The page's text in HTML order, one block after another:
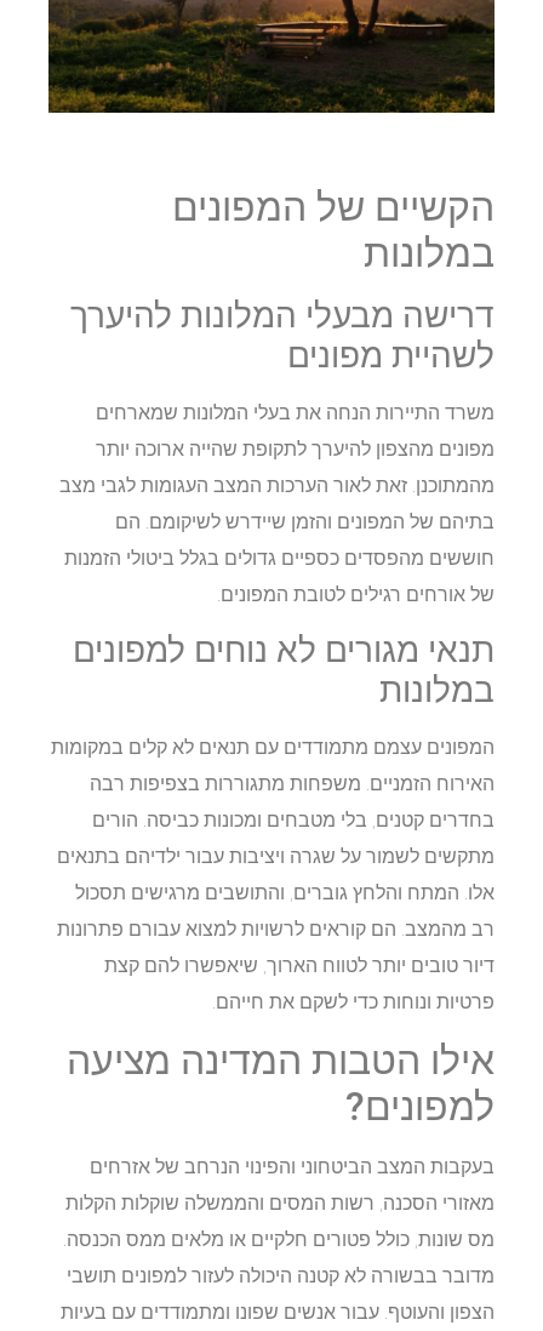
הקשיים של המפונים
במלונות
דרישה מבעלי המלונות להיערך
לשהיית מפונים
משרד התיירות הנחה את בעלי המלונות שמארחים
מפונים מהצפון להיערך לתקופת שהייה ארוכה יותר
מהמתוכנן. זאת לאור הערכות המצב העגומות לגבי מצב
בתיהם של המפונים והזמן שיידרש לשיקומם. הם
חוששים מהפסדים כספיים גדולים בגלל ביטולי הזמנות
של אורחים רגילים לטובת המפונים.
תנאי מגורים לא נוחים למפונים
במלונות
המפונים עצמם מתמודדים עם תנאים לא קלים במקומות
האירוח הזמניים. משפחות מתגוררות בצפיפות רבה
בחדרים קטנים, בלי מטבחים ומכונות כביסה. הורים
מתקשים לשמור על שגרה ויציבות עבור ילדיהם בתנאים
אלו. המתח והלחץ גוברים, והתושבים מרגישים תסכול
רב מהמצב. הם קוראים לרשויות למצוא עבורם פתרונות
דיור טובים יותר לטווח הארוך, שיאפשרו להם קצת
פרטיות ונוחות כדי לשקם את חייהם.
אילו הטבות המדינה מציעה
למפונים?
בעקבות המצב הביטחוני והפינוי הנרחב של אזרחים
מאזורי הסכנה, רשות המסים והממשלה שוקלות הקלות
מס שונות, כולל פטורים חלקיים או מלאים ממס הכנסה.
מדובר בבשורה לא קטנה היכולה לעזור למפונים תושבי
הצפון והעוטף. עבור אנשים שפונו ומתמודדים עם בעיות